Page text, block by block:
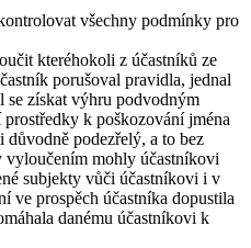
všechny podmínky pro
kteréhokoli z účastníků ze
porušoval pravidla, jednal
se získat výhru podvodným
k poškozování jména
důvodně podezřelý, a to bez
vyloučením mohly účastníkovi
subjekty vůči účastníkovi i v
ve prospěch účastníka dopustila
danému účastníkovi k